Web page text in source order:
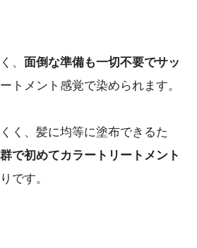
、 面倒な準備も一切不要でサッ
トメント感覚で染められます。
く、髪に均等に塗布できるた
で初めてカラートリートメント
です。